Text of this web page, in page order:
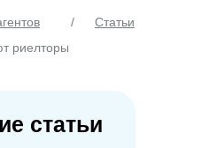
/
Статьи
риелторы
статьи